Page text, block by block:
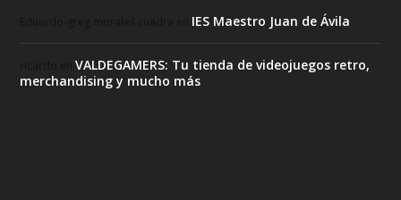
IES Maestro Juan de Ávila
enVALDEGAMERS: Tu tienda de videojuegos retro,
merchandising y mucho más